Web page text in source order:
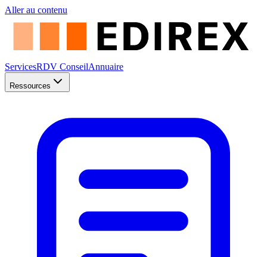
Aller au contenu
ServicesRDV ConseilAnnuaire
Ressources